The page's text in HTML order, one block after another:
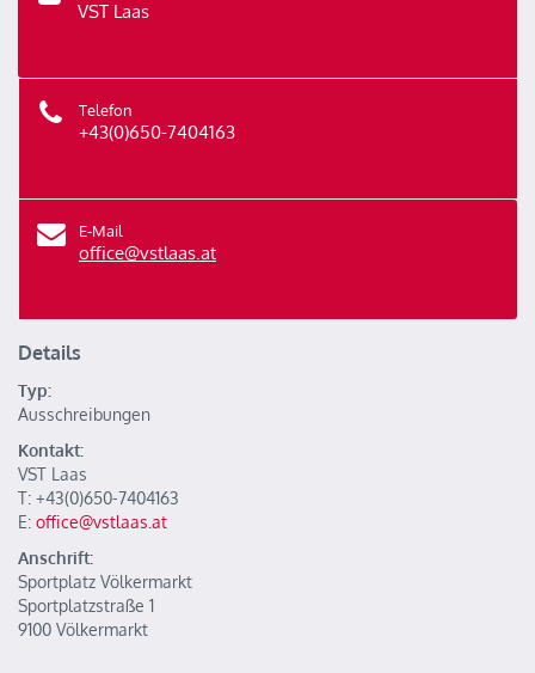
VST Laas
Telefon
+43(0)650-7404163
E-Mail
office@vstlaas.at
Details
Typ:
Ausschreibungen
Kontakt:
VST Laas
T: +43(0)650-7404163
E: office@vstlaas.at
Anschrift:
Sportplatz Völkermarkt
Sportplatzstraße 1
9100 Völkermarkt